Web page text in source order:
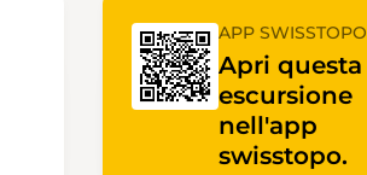
APP SWISSTOPO
Apri questa
escursione
nell'app
swisstopo.